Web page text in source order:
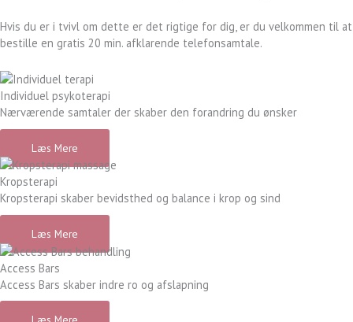
Hvis du er i tvivl om dette er det rigtige for dig, er du velkommen til at
bestille en gratis 20 min. afklarende telefonsamtale.
Individuel psykoterapi
Nærværende samtaler der skaber den forandring du ønsker
Læs Mere
Kropsterapi
Kropsterapi skaber bevidsthed og balance i krop og sind
Læs Mere
Access Bars
Access Bars skaber indre ro og afslapning